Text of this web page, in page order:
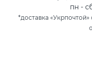
пн -
*доставка